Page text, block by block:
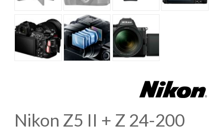
Nikon Z5 II + Z 24-200